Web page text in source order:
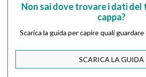
Non sai dove trovare i dati del
cappa?
Scarica la guida per capire quali
SCARICA LA GUIDA